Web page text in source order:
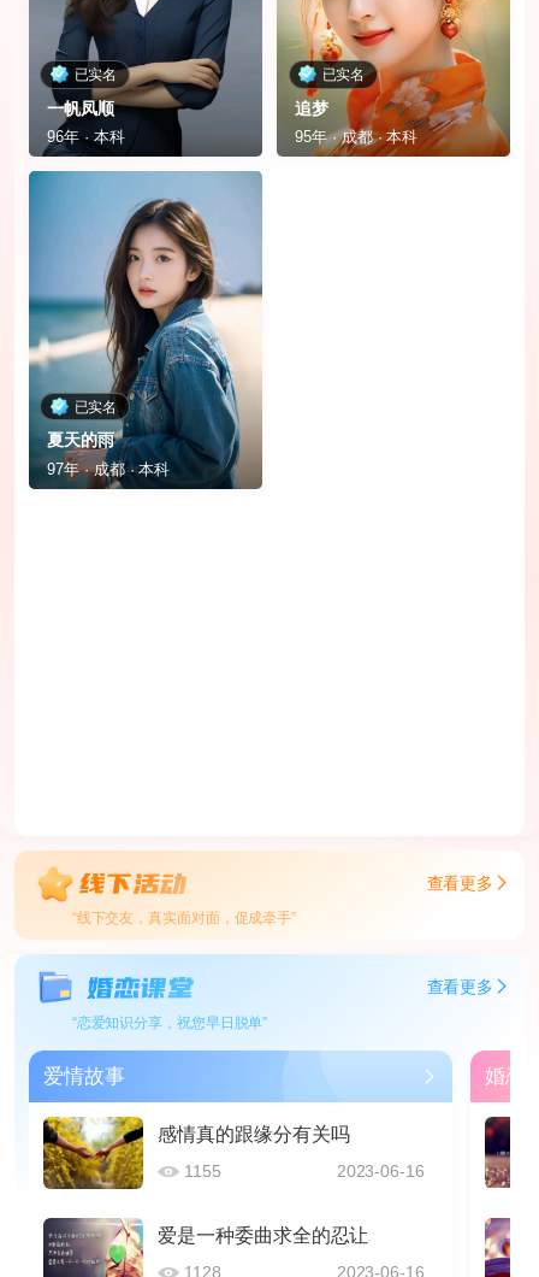
已实名
一帆凤顺
96年 · 本科
已实名
追梦
95年 · 成都 · 本科
已实名
夏天的雨
97年 · 成都 · 本科
查看更多
“线下交友，真实面对面，促成牵手”
查看更多
“恋爱知识分享，祝您早日脱单”
爱情故事
感情真的跟缘分有关吗
1155 2023-06-16
爱是一种委曲求全的忍让
1128 2023-06-16
婚恋